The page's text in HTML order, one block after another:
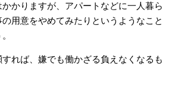
かりますが、アパートなどに一人暮ら
用意をやめてみたりというようなこと
れば、嫌でも働かざる負えなくなるも